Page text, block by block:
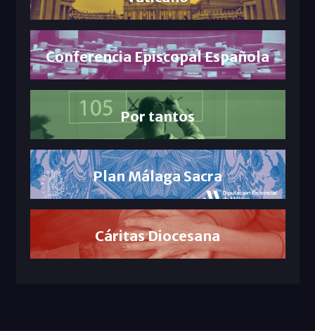
Conferencia Episcopal Española
Por tantos
Plan Málaga Sacra
Cáritas Diocesana